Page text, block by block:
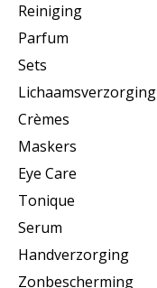
Reiniging
Parfum
Sets
Lichaamsverzorging
Crèmes
Maskers
Eye Care
Tonique
Serum
Handverzorging
Zonbescherming